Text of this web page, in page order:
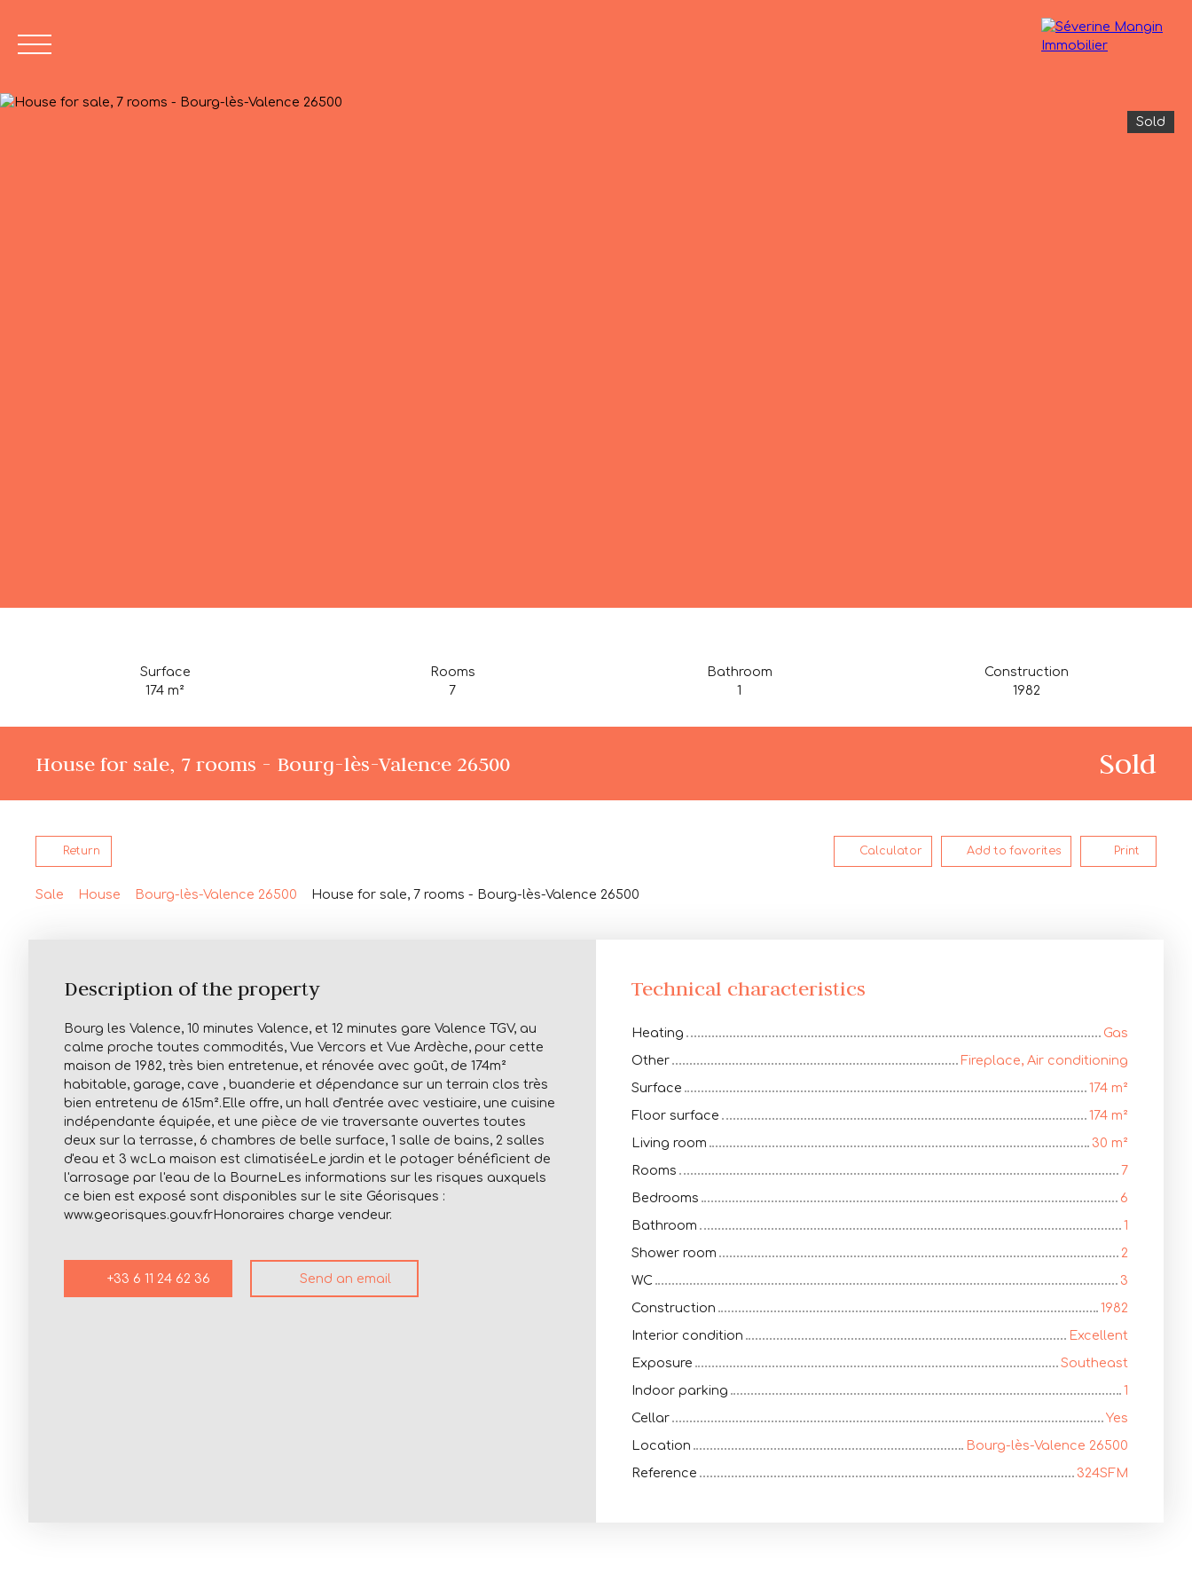
Sold
Surface
174m²
Rooms
7
Bathroom
1
Construction
1982
House for sale, 7 rooms - Bourg-lès-Valence 26500 Sold
Return Calculator Add to favorites Print
Sale House Bourg-lès-Valence 26500 House for sale, 7 rooms - Bourg-lès-Valence 26500
Description of the property
Bourg les Valence, 10 minutes Valence, et 12 minutes gare Valence TGV, au
calme proche toutes commodités, Vue Vercors et Vue Ardèche, pour cette
maison de 1982, très bien entretenue, et rénovée avec goût, de 174m²
habitable, garage, cave , buanderie et dépendance sur un terrain clos très
bien entretenu de 615m².Elle offre, un hall d'entrée avec vestiaire, une cuisine
indépendante équipée, et une pièce de vie traversante ouvertes toutes
deux sur la terrasse, 6 chambres de belle surface, 1 salle de bains, 2 salles
d'eau et 3 wcLa maison est climatiséeLe jardin et le potager bénéficient de
l'arrosage par l'eau de la BourneLes informations sur les risques auxquels
ce bien est exposé sont disponibles sur le site Géorisques :
www.georisques.gouv.frHonoraires charge vendeur.
+33 6 11 24 62 36 Send an email
Technical characteristics
Heating
Gas
Other
Fireplace, Air conditioning
Surface
174 m²
Floor surface
174 m²
Living room
30 m²
Rooms
7
Bedrooms
6
Bathroom
1
Shower room
2
WC
3
Construction
1982
Interior condition
Excellent
Exposure
Southeast
Indoor parking
1
Cellar
Yes
Location
Bourg-lès-Valence 26500
Reference
324SFM